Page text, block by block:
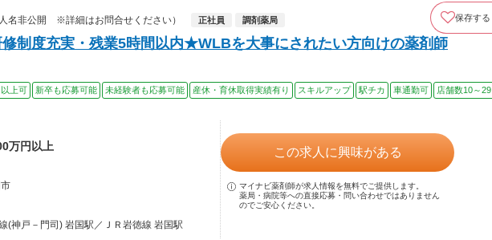
名非公開 ※詳細はお問合せください）
正社員 調剤薬局 保存する
制度充実・残業5時間以内★WLBを大事にされたい方向けの薬剤師
上可 新卒も応募可能 未経験者も応募可能 産休・育休取得実績有り スキルアップ 駅チカ 車通勤可
店舗数10～29
万円以上
(神戸－門司) 岩国駅／ＪＲ岩徳線 岩国駅
この求人に興味がある
マイナビ薬剤師が求人情報を無料でご提供します。
薬局・病院等への直接応募・問い合わせではありません
のでご安心ください。